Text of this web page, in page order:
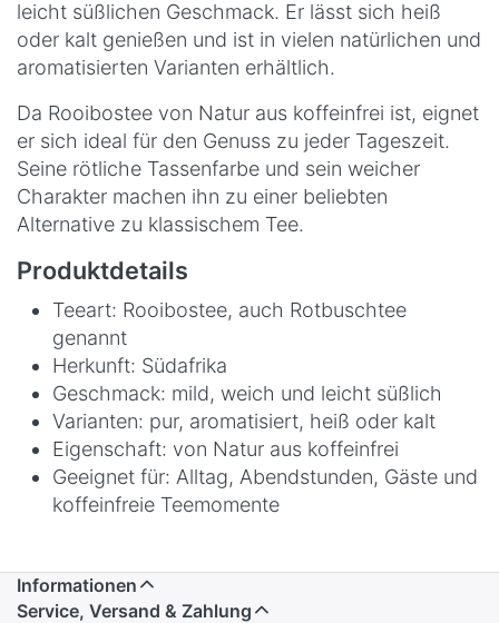
leicht süßlichen Geschmack. Er lässt sich heiß
oder kalt genießen und ist in vielen natürlichen und
aromatisierten Varianten erhältlich.
Da Rooibostee von Natur aus koffeinfrei ist, eignet
er sich ideal für den Genuss zu jeder Tageszeit.
Seine rötliche Tassenfarbe und sein weicher
Charakter machen ihn zu einer beliebten
Alternative zu klassischem Tee.
Produktdetails
Teeart: Rooibostee, auch Rotbuschtee
genannt
Herkunft: Südafrika
Geschmack: mild, weich und leicht süßlich
Varianten: pur, aromatisiert, heiß oder kalt
Eigenschaft: von Natur aus koffeinfrei
Geeignet für: Alltag, Abendstunden, Gäste und
koffeinfreie Teemomente
Informationen
Service, Versand & Zahlung